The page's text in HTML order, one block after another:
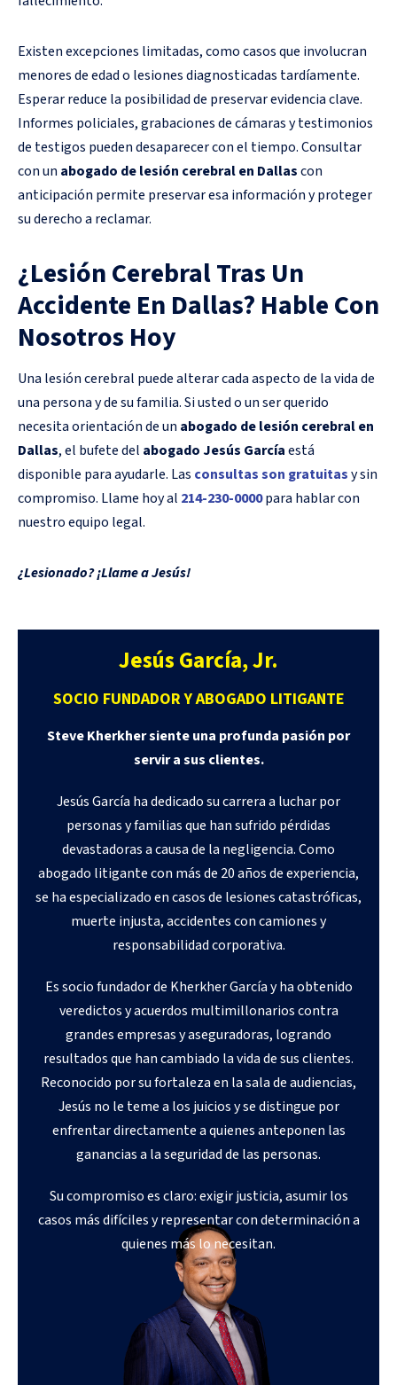
Existen excepciones limitadas, como casos que involucran
menores de edad o lesiones diagnosticadas tardíamente.
Esperar reduce la posibilidad de preservar evidencia clave.
Informes policiales, grabaciones de cámaras y testimonios
de testigos pueden desaparecer con el tiempo. Consultar
con un abogado de lesión cerebral en Dallascon
anticipación permite preservar esa información y proteger
su derecho a reclamar.
¿Lesión Cerebral Tras Un
Accidente En Dallas? Hable Con
Nosotros Hoy
Una lesión cerebral puede alterar cada aspecto de la vida de
una persona y de su familia. Si usted o un ser querido
necesita orientación de un abogado de lesión cerebral en
Dallas, el bufete del abogado Jesús Garcíaestá
disponible para ayudarle. Las consultas son gratuitasy sin
compromiso. Llame hoy al 214-230-0000para hablar con
nuestro equipo legal.
¿Lesionado? ¡Llame a Jesús!
Jesús García, Jr.
SOCIO FUNDADOR Y ABOGADO LITIGANTE
Steve Kherkher siente una profunda pasión por
servir a sus clientes.
Jesús García ha dedicado su carrera a luchar por
personas y familias que han sufrido pérdidas
devastadoras a causa de la negligencia. Como
abogado litigante con más de 20 años de experiencia,
se ha especializado en casos de lesiones catastróficas,
muerte injusta, accidentes con camiones y
responsabilidad corporativa.
Es socio fundador de Kherkher García y ha obtenido
veredictos y acuerdos multimillonarios contra
grandes empresas y aseguradoras, logrando
resultados que han cambiado la vida de sus clientes.
Reconocido por su fortaleza en la sala de audiencias,
Jesús no le teme a los juicios y se distingue por
enfrentar directamente a quienes anteponen las
ganancias a la seguridad de las personas.
Su compromiso es claro: exigir justicia, asumir los
casos más difíciles y representar con determinación a
quienes más lo necesitan.